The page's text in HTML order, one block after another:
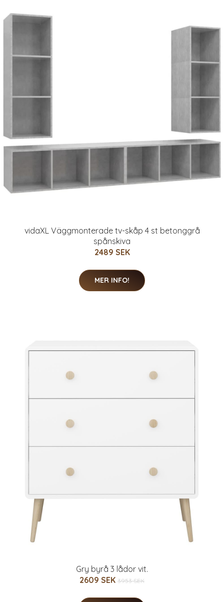
vidaXL Väggmonterade tv-skåp 4 st betonggrå
spånskiva
2489 SEK
MER INFO!
Gry byrå 3 lådor vit.
2609 SEK 3953 SEK